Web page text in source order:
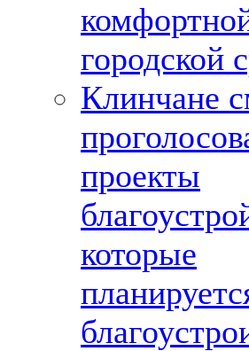
городской
Клинчане
проекты
которые